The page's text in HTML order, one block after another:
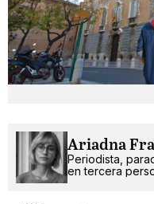
Ariadna
Periodista,
en tercera